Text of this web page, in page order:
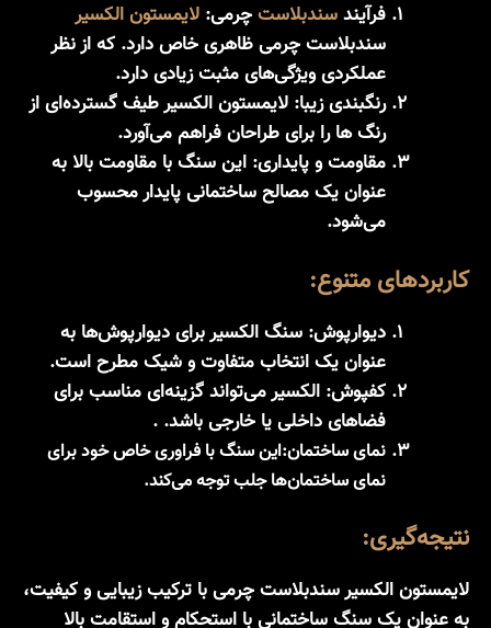
فرآیندسندبلاستچرمی: لایمستون الکسیر
سندبلاست چرمی ظاهری خاص دارد. که از نظر
عملکردی ویژگی‌های مثبت زیادی دارد.
رنگبندی زیبا: لایمستون الکسیر طیف گسترده‌ای از
رنگ ها را برای طراحان فراهم می‌آورد.
مقاومت و پایداری: این سنگ با مقاومت بالا به
عنوان یک مصالح ساختمانی پایدار محسوب
می‌شود.
کاربردهای متنوع:
دیوارپوش: سنگ الکسیر برای دیوارپوش‌ها به
عنوان یک انتخاب متفاوت و شیک مطرح است.
کفپوش: الکسیر می‌تواند گزینه‌ای مناسب برای
فضاهای داخلی یا خارجی باشد. .
نمای ساختمان:این سنگ با فراوری خاص خود برای
نمای ساختمان‌ها جلب‌ توجه می‌کند.
نتیجه‌گیری:
لایمستون الکسیر سندبلاست چرمی با ترکیب زیبایی و کیفیت،
به عنوان یک سنگ ساختمانی با استحکام و استقامت بالا